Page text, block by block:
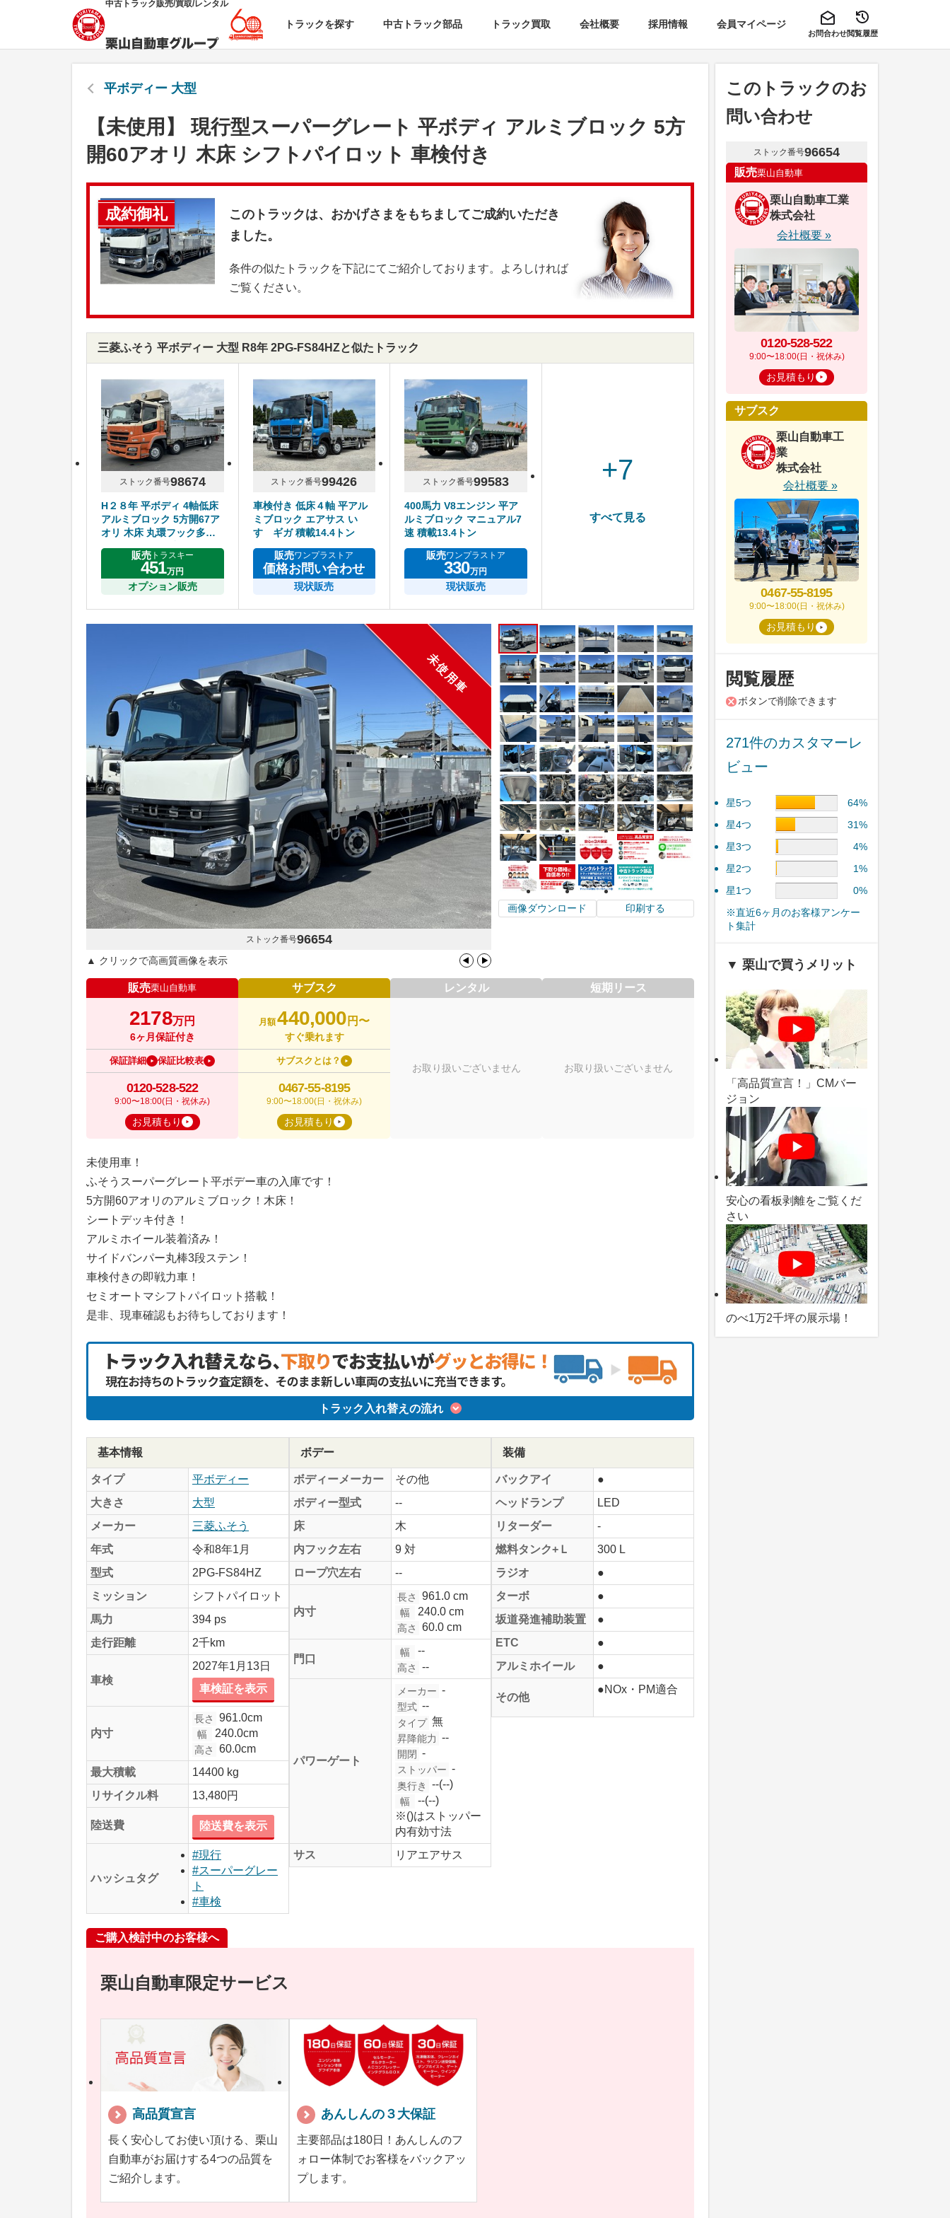
中古トラック販売/買取/レンタル
トラックを探す 中古トラック部品 トラック買取 会社概要 採用情報 会員マイページ
お問合わせ閲覧履歴
平ボディー 大型
【未使用】 現行型スーパーグレート 平ボディ アルミブロック 5方
開60アオリ 木床 シフトパイロット 車検付き
成約御礼
このトラックは、おかげさまをもちましてご成約いただき
ました。
条件の似たトラックを下記にてご紹介しております。よろしければ
ご覧ください。
三菱ふそう 平ボディー 大型 R8年 2PG-FS84HZと似たトラック
ストック番号98674
H２８年 平ボディ 4軸低床
アルミブロック 5方開67ア
オリ 木床 丸環フック多数
リアエアサス 7速マニュア
ル ふそうスーパーグレート
販売トラスキー
451万円
オプション販売
ストック番号99426
車検付き 低床４軸 平アル
ミブロック エアサス い
すゞギガ 積載14.4トン
販売ワンプラストア
価格お問い合わせ
現状販売
ストック番号99583
400馬力 V8エンジン 平ア
ルミブロック マニュアル7
速 積載13.4トン
販売ワンプラストア
330万円
現状販売
+7
すべて見る
未使用車
ストック番号96654
▲ クリックで高画質画像を表示
画像ダウンロード 印刷する
販売栗山自動車
2178万円
6ヶ月保証付き
保証詳細 保証比較表
0120-528-522
9:00〜18:00(日・祝休み)
お見積もり
サブスク
月額440,000 円〜
すぐ乗れます
サブスクとは？
0467-55-8195
9:00〜18:00(日・祝休み)
お見積もり
レンタル
お取り扱いございません
短期リース
お取り扱いございません
未使用車！
ふそうスーパーグレート平ボデー車の入庫です！
5方開60アオリのアルミブロック！木床！
シートデッキ付き！
アルミホイール装着済み！
サイドバンパー丸棒3段ステン！
車検付きの即戦力車！
セミオートマシフトパイロット搭載！
是非、現車確認もお待ちしております！
トラック入れ替えの流れ
基本情報
タイプ
平ボディー
大きさ
大型
メーカー
三菱ふそう
年式
令和8年1月
型式
2PG-FS84HZ
ミッション
シフトパイロット
馬力
394 ps
走行距離
2千km
車検
2027年1月13日
車検証を表示
内寸
長さ 961.0cm
幅 240.0cm
高さ
60.0cm
最大積載
14400 kg
リサイクル料
13,480円
陸送費 陸送費を表示
ハッシュタグ
#現行
#スーパーグレー
ト
#車検
ボデー
ボディーメーカー
その他
ボディー型式
--
床
木
内フック左右
9 対
ロープ穴左右
--
内寸
長さ 961.0 cm
幅 240.0 cm
高さ 60.0 cm
門口
幅 --
高さ --
パワーゲート
メーカー -
型式 --
タイプ 無
昇降能力 --
開閉 -
ストッパー -
奥行き --(--)
幅
--(--)
※()はストッパー
内有効寸法
サス
リアエアサス
装備
バックアイ
●
ヘッドランプ
LED
リターダー
-
燃料タンク+Ｌ
300 L
ラジオ
●
ターボ
●
坂道発進補助装置
●
ETC
●
アルミホイール
●
その他
●NOx・PM適合
ご購入検討中のお客様へ
栗山自動車限定サービス
高品質宣言
長く安心してお使い頂ける、栗山
自動車がお届けする4つの品質を
ご紹介します。
あんしんの３大保証
主要部品は180日！あんしんのフ
ォロー体制でお客様をバックアッ
プします。
このトラックのお
問い合わせ
ストック番号96654
販売栗山自動車
栗山自動車工業
株式会社
会社概要 »
0120-528-522
9:00〜18:00(日・祝休み)
お見積もり
サブスク
栗山自動車工
業
株式会社
会社概要 »
0467-55-8195
9:00〜18:00(日・祝休み)
お見積もり
閲覧履歴
ボタンで削除できます
271件のカスタマーレ
ビュー
星5つ
64%
星4つ
31%
星3つ
4%
星2つ
1%
星1つ
0%
※直近6ヶ月のお客様アンケー
ト集計
▼ 栗山で買うメリット
「高品質宣言！」CMバー
ジョン
安心の看板剥離をご覧くだ
さい
のべ1万2千坪の展示場！